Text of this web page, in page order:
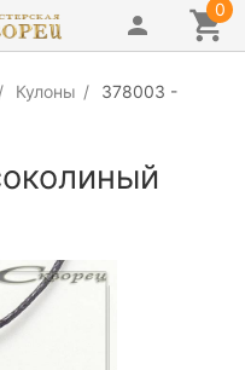
0
Кулоны
378003 -